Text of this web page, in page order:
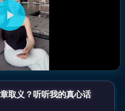
播
放
视
取义？听听我的真心话